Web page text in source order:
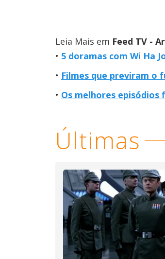
Leia Mais em Feed TV -
5 doramas com Wi Ha
Filmes que previram o
Os melhores episódios
Últimas